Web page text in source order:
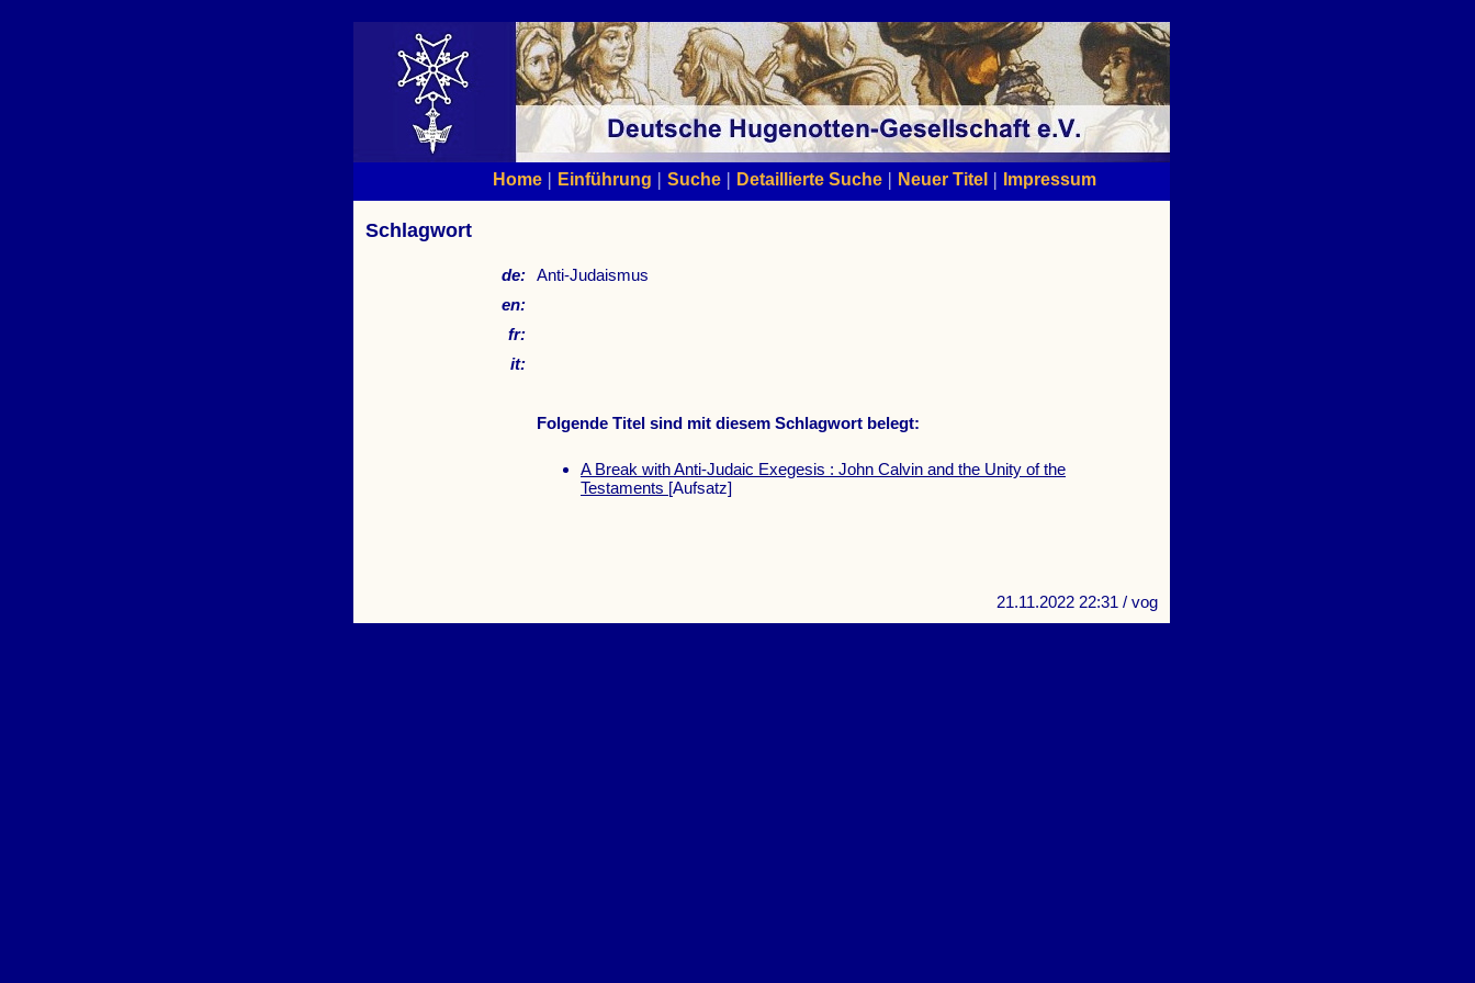
Home | Einführung | Suche | Detaillierte Suche | Neuer Titel | Impressum
Schlagwort
de: Anti-Judaismus
en:
fr:
it:
Folgende Titel sind mit diesem Schlagwort belegt:
A Break with Anti-Judaic Exegesis : John Calvin and the Unity of the
Testaments [Aufsatz]
21.11.2022 22:31 / vog